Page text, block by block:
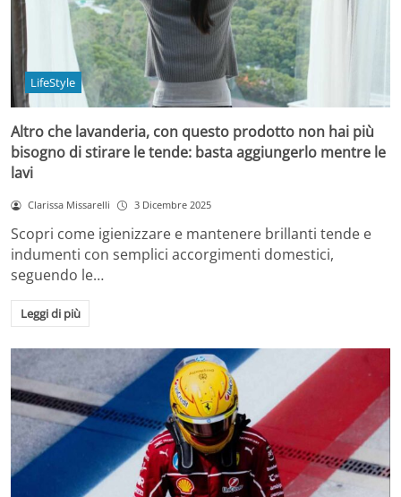
LifeStyle
Altro che lavanderia, con questo prodotto non hai più
bisogno di stirare le tende: basta aggiungerlo mentre le
lavi
Clarissa Missarelli 3 Dicembre 2025
Scopri come igienizzare e mantenere brillanti tende e
indumenti con semplici accorgimenti domestici,
seguendo le…
Leggi di più